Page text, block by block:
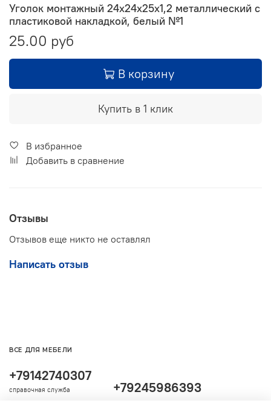
Уголок монтажный 24х24х25х1,2 металлический с
пластиковой накладкой, белый №1
25.00 руб
В корзину
Купить в 1 клик
В избранное
Добавить в сравнение
Отзывы
Отзывов еще никто не оставлял
Написать отзыв
+79142740307
справочная служба +79245986393
ВСЕ ДЛЯ МЕБЕЛИ